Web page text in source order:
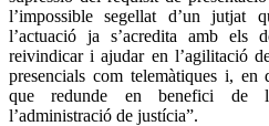
l’impossible segellat d’un jutjat
l’actuació ja s’acredita amb els
reivindicar i ajudar en l’agilitació
presencials com telemàtiques i,
que redunde en benefici de
l’administració de justícia”.